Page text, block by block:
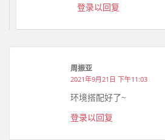
登录以回复
周振亚
2021年9月21日 下午11:03
环境搭配好了~
登录以回复